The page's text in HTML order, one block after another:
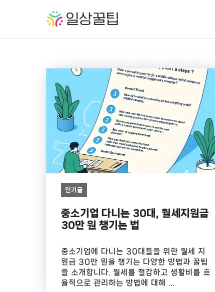
인기글
중소기업 다니는 30대, 월세지원금
30만 원 챙기는 법
중소기업에 다니는 30대들을 위한 월세 지
원금 30만 원을 챙기는 다양한 방법과 꿀팁
을 소개합니다. 월세를 절감하고 생활비를 효
율적으로 관리하는 방법에 대해 ...